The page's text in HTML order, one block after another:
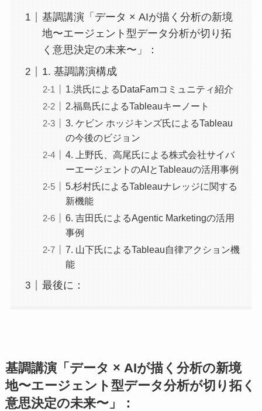
基調講演「データ × AIが描く分析の新境
地〜エージェント型データ分析が切り拓
く意思決定の未来〜」：
1. 基調講演構成
1.洪氏によるDataFamコミュニティ紹介
2.福島氏によるTableauキーノート
3. ケビン ホッジキンズ氏によるTableau
の今後のビジョン
4. 上野氏、高尾氏による株式会社サイバ
ーエージェントのAIとTableauの活用事例
5.杉村氏によるTableauナレッジに関する
新機能
6. 吉田氏によるAgentic Marketingの活用
事例
7. 山下氏によるTableau自律アクション機
能
最後に：
基調講演「データ × AIが描く分析の新境
地〜エージェント型データ分析が切り拓く
意思決定の未来〜」：